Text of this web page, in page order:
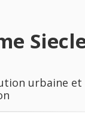
urbaine